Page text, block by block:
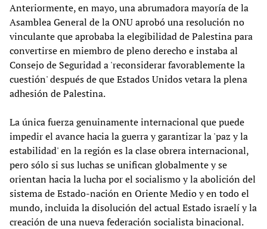
Anteriormente, en mayo, una abrumadora mayoría de la
Asamblea General de la ONU aprobó una resolución no
vinculante que aprobaba la elegibilidad de Palestina para
convertirse en miembro de pleno derecho e instaba al
Consejo de Seguridad a 'reconsiderar favorablemente la
cuestión' después de que Estados Unidos vetara la plena
adhesión de Palestina.
La única fuerza genuinamente internacional que puede
impedir el avance hacia la guerra y garantizar la 'paz y la
estabilidad' en la región es la clase obrera internacional,
pero sólo si sus luchas se unifican globalmente y se
orientan hacia la lucha por el socialismo y la abolición del
sistema de Estado-nación en Oriente Medio y en todo el
mundo, incluida la disolución del actual Estado israelí y la
creación de una nueva federación socialista binacional.